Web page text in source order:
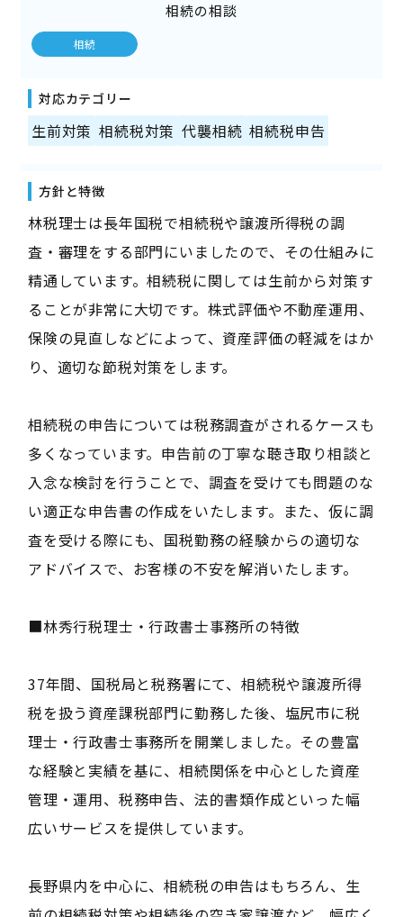
相続の相談
相続
対応カテゴリー
生前対策 相続税対策 代襲相続 相続税申告
方針と特徴
林税理士は長年国税で相続税や譲渡所得税の調
査・審理をする部門にいましたので、その仕組みに
精通しています。相続税に関しては生前から対策す
ることが非常に大切です。株式評価や不動産運用、
保険の見直しなどによって、資産評価の軽減をはか
り、適切な節税対策をします。
相続税の申告については税務調査がされるケースも
多くなっています。申告前の丁寧な聴き取り相談と
入念な検討を行うことで、調査を受けても問題のな
い適正な申告書の作成をいたします。また、仮に調
査を受ける際にも、国税勤務の経験からの適切な
アドバイスで、お客様の不安を解消いたします。
■林秀行税理士・行政書士事務所の特徴
37年間、国税局と税務署にて、相続税や譲渡所得
税を扱う資産課税部門に勤務した後、塩尻市に税
理士・行政書士事務所を開業しました。その豊富
な経験と実績を基に、相続関係を中心とした資産
管理・運用、税務申告、法的書類作成といった幅
広いサービスを提供しています。
長野県内を中心に、相続税の申告はもちろん、生